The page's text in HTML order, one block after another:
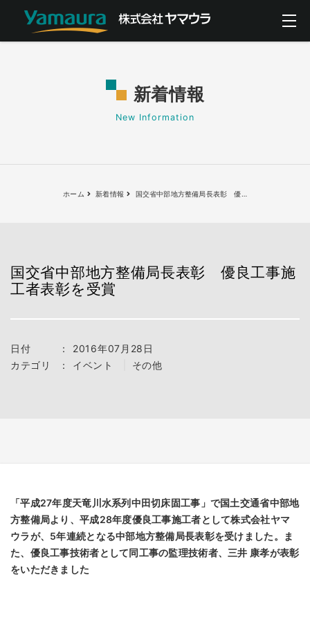
新着情報
New Information
ホーム 新着情報 国交省中部地方整備局長表彰 優
国交省中部地方整備局長表彰 優良工事施
工者表彰を受賞
日付 ：
2016年07月28日
カテゴリ
： イベント その他
「平成27年度天竜川水系列中田切床固工事」で国土交通省中部地
方整備局より、平成28年度優良工事施工者として株式会社ヤマ
ウラが、5年連続となる中部地方整備局長表彰を受けました。ま
た、優良工事技術者として同工事の監理技術者、三井 康孝が表彰
をいただきました